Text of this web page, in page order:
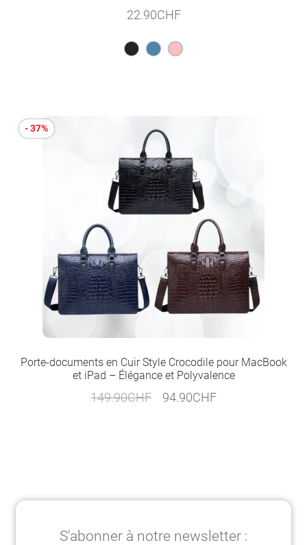
22.90CHF
Porte-documents en Cuir Style Crocodile pour MacBook
et iPad – Élégance et Polyvalence
- 37%
149.90CHF
Le94.90CHFLe
S'abonner à notre newsletter :